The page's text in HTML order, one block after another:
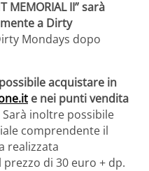
MEMORIAL II” sarà
a Dirty
Mondays dopo
acquistare in
e nei punti vendita
Sarà inoltre possibile
comprendente il
realizzata
di 30 euro + dp.